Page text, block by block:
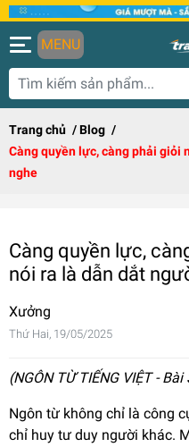
MENU
Trang chủ /Blog /
Càng quyền lực, càng phải giỏi
nghe
Càng quyền lực,
nói ra là dẫn dắt
Xưởng
Thứ Hai, 19/05/2025
(NGÔN TỪ TIẾNG VIỆT - Bài
Ngôn từ không chỉ là công
chỉ huy tư duy người khác.